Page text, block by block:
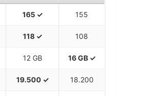
165 ✓ 155
118 ✓ 108
12 GB 16 GB ✓
19.500 ✓ 18.200